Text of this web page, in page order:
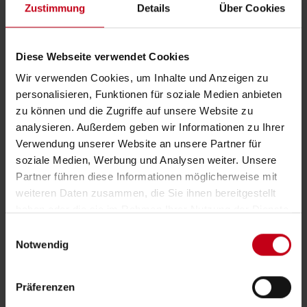
Zustimmung Details Über Cookies
Diese Webseite verwendet Cookies
Wir verwenden Cookies, um Inhalte und Anzeigen zu
personalisieren, Funktionen für soziale Medien anbieten
zu können und die Zugriffe auf unsere Website zu
analysieren. Außerdem geben wir Informationen zu Ihrer
Verwendung unserer Website an unsere Partner für
soziale Medien, Werbung und Analysen weiter. Unsere
Partner führen diese Informationen möglicherweise mit
weiteren Daten zusammen, die Sie ihnen bereitgestellt
Notwendig
Präferenzen
charakterstarke Designs
Produktdetails